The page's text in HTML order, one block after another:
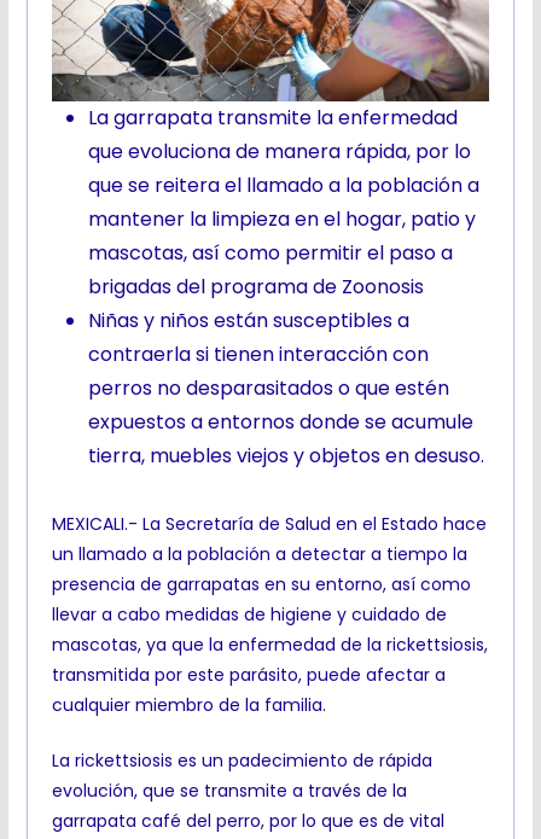
La garrapata transmite la enfermedad
que evoluciona de manera rápida, por lo
que se reitera el llamado a la población a
mantener la limpieza en el hogar, patio y
mascotas, así como permitir el paso a
brigadas del programa de Zoonosis
Niñas y niños están susceptibles a
contraerla si tienen interacción con
perros no desparasitados o que estén
expuestos a entornos donde se acumule
tierra, muebles viejos y objetos en desuso.
MEXICALI.- La Secretaría de Salud en el Estado hace
un llamado a la población a detectar a tiempo la
presencia de garrapatas en su entorno, así como
llevar a cabo medidas de higiene y cuidado de
mascotas, ya que la enfermedad de la rickettsiosis,
transmitida por este parásito, puede afectar a
cualquier miembro de la familia.
La rickettsiosis es un padecimiento de rápida
evolución, que se transmite a través de la
garrapata café del perro, por lo que es de vital